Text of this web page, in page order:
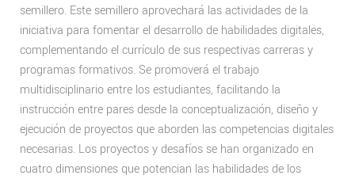
semillero. Este semillero aprovechará las actividades de la
iniciativa para fomentar el desarrollo de habilidades digitales,
complementando el currículo de sus respectivas carreras y
programas formativos. Se promoverá el trabajo
multidisciplinario entre los estudiantes, facilitando la
instrucción entre pares desde la conceptualización, diseño y
ejecución de proyectos que aborden las competencias digitales
necesarias. Los proyectos y desafíos se han organizado en
cuatro dimensiones que potencian las habilidades de los